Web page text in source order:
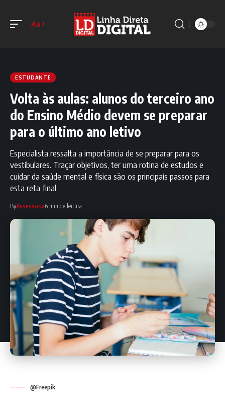
Aa
ESTUDANTE
Volta às aulas: alunos do terceiro ano
do Ensino Médio devem se preparar
para o último ano letivo
Especialista ressalta a importância de se preparar para os
vestibulares. Traçar objetivos, ter uma rotina de estudos e
cuidar da saúde mental e física são os principais passos para
esta reta final
ByAssessoria6 min de leitura
@Freepik